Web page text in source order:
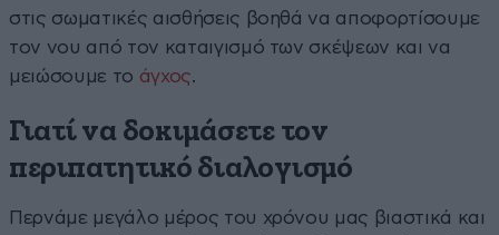
στις σωματικές αισθήσεις βοηθά να αποφορτίσουμε
τον νου από τον καταιγισμό των σκέψεων και να
μειώσουμε το άγχος.
Γιατί να δοκιμάσετε τον
περιπατητικό διαλογισμό
Περνάμε μεγάλο μέρος του χρόνου μας βιαστικά και